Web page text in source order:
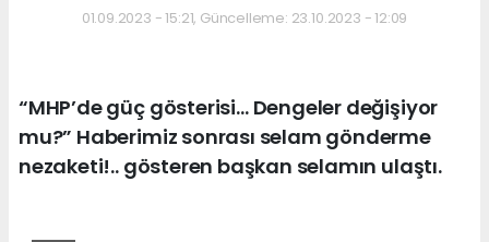
01.09.2023 - 15:21, Güncelleme: 23.10.2023 - 12:09
“MHP’de güç gösterisi… Dengeler değişiyor
mu?” Haberimiz sonrası selam gönderme
nezaketi!.. gösteren başkan selamın ulaştı.